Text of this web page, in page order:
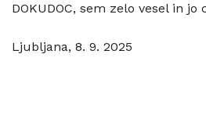
DOKUDOC, sem zelo vesel in jo
Ljubljana, 8. 9. 2025